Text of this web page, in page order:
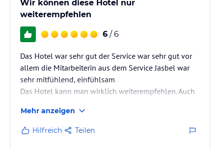
Wir können diese Hotel nur
weiterempfehlen
6 / 6
Das Hotel war sehr gut der Service war sehr gut vor
allem die Mitarbeiterin aus dem Service Jasbel war
sehr mitfühlend, einfühlsam
Das Hotel kann man wirklich weiterempfehlen. Auch
perfekt.
Mehr anzeigen
Hilfreich Teilen